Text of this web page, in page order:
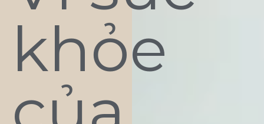
khỏe